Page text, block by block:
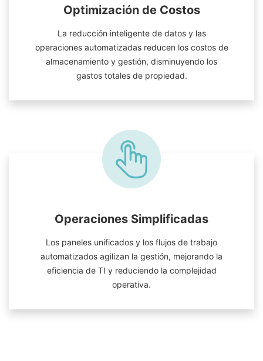
Optimización de Costos
La reducción inteligente de datos y las
operaciones automatizadas reducen los costos de
almacenamiento y gestión, disminuyendo los
gastos totales de propiedad.
Operaciones Simplificadas
Los paneles unificados y los flujos de trabajo
automatizados agilizan la gestión, mejorando la
eficiencia de TI y reduciendo la complejidad
operativa.